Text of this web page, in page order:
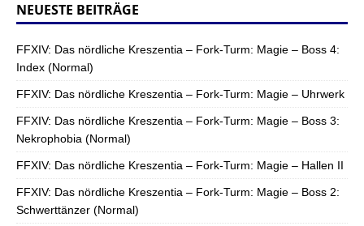
NEUESTE BEITRÄGE
FFXIV: Das nördliche Kreszentia – Fork-Turm: Magie – Boss 4:
Index (Normal)
FFXIV: Das nördliche Kreszentia – Fork-Turm: Magie – Uhrwerk
FFXIV: Das nördliche Kreszentia – Fork-Turm: Magie – Boss 3:
Nekrophobia (Normal)
FFXIV: Das nördliche Kreszentia – Fork-Turm: Magie – Hallen II
FFXIV: Das nördliche Kreszentia – Fork-Turm: Magie – Boss 2:
Schwerttänzer (Normal)